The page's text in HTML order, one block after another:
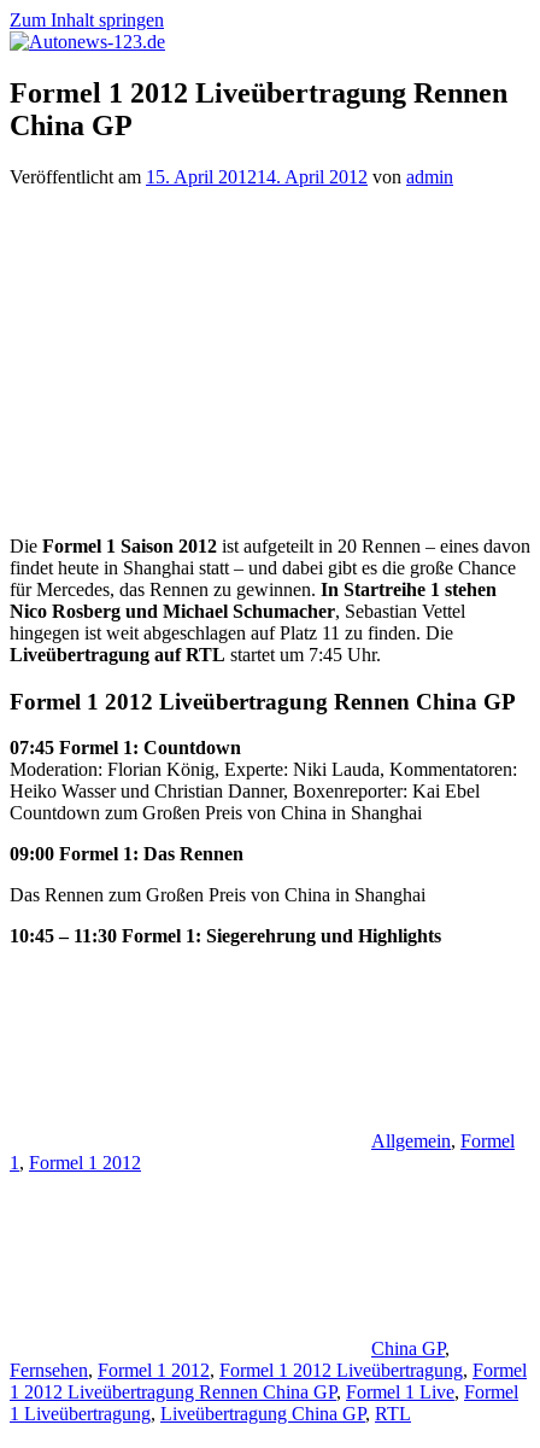
Zum Inhalt springen
Autonews-
123.de
Autonews
mit
Charme
Formel 1 2012 Liveübertragung Rennen
China GP
Veröffentlicht am 15. April 201214. April 2012 von admin
Die Formel 1 Saison 2012 ist aufgeteilt in 20 Rennen – eines davon
findet heute in Shanghai statt – und dabei gibt es die große Chance
für Mercedes, das Rennen zu gewinnen. In Startreihe 1 stehen
Nico Rosberg und Michael Schumacher, Sebastian Vettel
hingegen ist weit abgeschlagen auf Platz 11 zu finden. Die
Liveübertragung auf RTL startet um 7:45 Uhr.
Formel 1 2012 Liveübertragung Rennen China GP
07:45 Formel 1: Countdown
Moderation: Florian König, Experte: Niki Lauda, Kommentatoren:
Heiko Wasser und Christian Danner, Boxenreporter: Kai Ebel
Countdown zum Großen Preis von China in Shanghai
09:00 Formel 1: Das Rennen
Das Rennen zum Großen Preis von China in Shanghai
10:45 – 11:30 Formel 1: Siegerehrung und Highlights
Allgemein, Formel
1 , Formel 1 2012
China GP,
Fernsehen, Formel 1 2012, Formel 1 2012 Liveübertragung, Formel
1 2012 Liveübertragung Rennen China GP, Formel 1 Live, Formel
1 Liveübertragung, Liveübertragung China GP, RTL